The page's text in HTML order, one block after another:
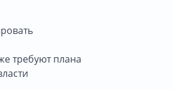
требуют плана